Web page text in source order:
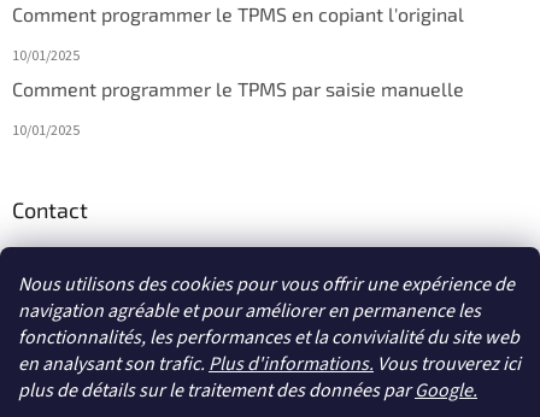
Nous utilisons des cookies pour vous offrir une expérience de
navigation agréable et pour améliorer en permanence les
fonctionnalités, les performances et la convivialité du site web
en analysant son trafic. Plus d'informations. Vous trouverez ici
plus de détails sur le traitement des données parGoogle.
Comment programmer le TPMS en copiant l'original
10/01/2025
Comment programmer le TPMS par saisie manuelle
10/01/2025
Contact